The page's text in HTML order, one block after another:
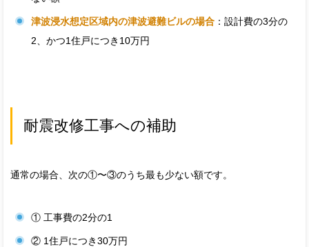
津波浸水想定区域内の津波避難ビルの場合 ：設計費の3分の
2、かつ1住戸につき10万円
耐震改修工事への補助
通常の場合、次の①〜③のうち最も少ない額です。
① 工事費の2分の1
② 1住戸につき30万円